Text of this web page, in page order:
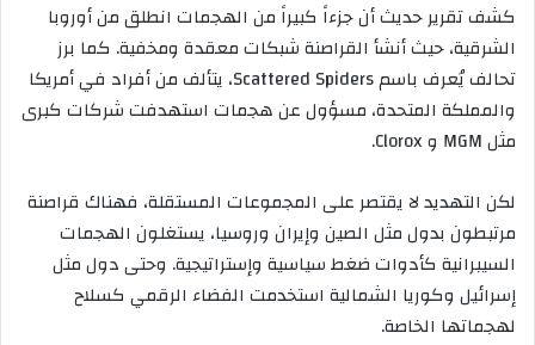
كشف تقرير حديث أن جزءاً كبيراً من الهجمات انطلق من أوروبا
الشرقية، حيث أنشأ القراصنة شبكات معقدة ومخفية. كما برز
تحالف يُعرف باسم Scattered Spiders، يتألف من أفراد في أمريكا
والمملكة المتحدة، مسؤول عن هجمات استهدفت شركات كبرى
مثل MGM و Clorox.
لكن التهديد لا يقتصر على المجموعات المستقلة، فهناك قراصنة
مرتبطون بدول مثل الصين وإيران وروسيا، يستغلون الهجمات
السيبرانية كأدوات ضغط سياسية وإستراتيجية. وحتى دول مثل
إسرائيل وكوريا الشمالية استخدمت الفضاء الرقمي كسلاح
لهجماتها الخاصة.